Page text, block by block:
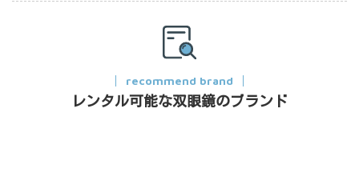
recommend brand
レンタル可能な双眼鏡のブランド